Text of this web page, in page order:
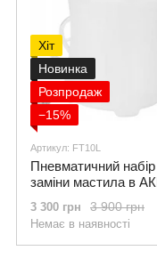
Хіт
Новинка
Розпродаж
−15%
Артикул: FT10L
Пневматичний
заміни мастила в
3 900 грн
3 300 грн
Немає в наявності